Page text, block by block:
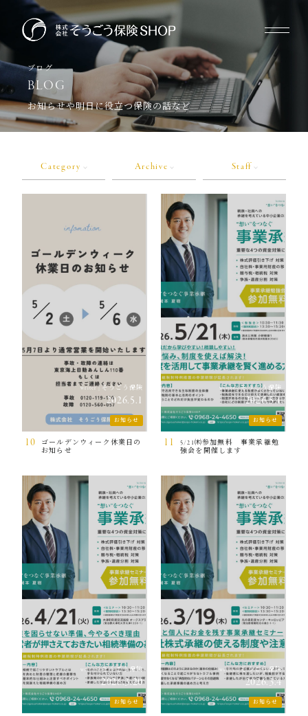
ブログ
BLOG
お知らせや明日に役立つ保険の話など
Category Archive Staff
10
ゴールデンウィーク休業日の
お知らせ
writer| そうごう保険
2026.5.1
お知らせ
11
5/21㈭参加無料 事業承継勉
強会を開催します
writer|そうごう保険
2026.5.1
お知らせ
writer|そうごう保険
2026.3.20
お知らせ
writer|そうごう保険
2026.3.4
お知らせ